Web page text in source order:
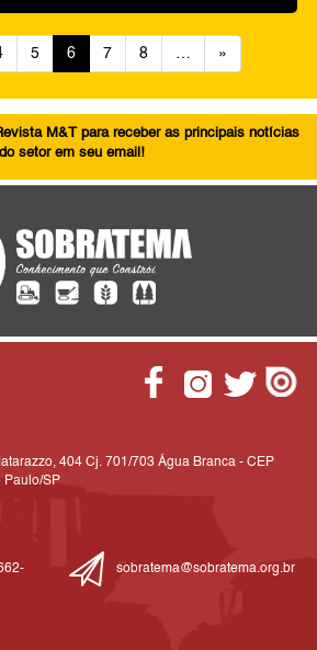
5 6 7 8 … »
M&T para receber as principais notícias
do setor em seu email!
404 Cj. 701/703 Água Branca - CEP
Paulo/SP
sobratema@sobratema.org.br